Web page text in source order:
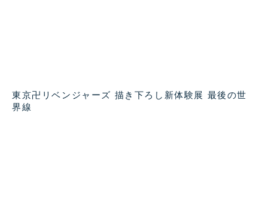
東京卍リベンジャーズ 描き下ろし新体験展 最後の世
界線